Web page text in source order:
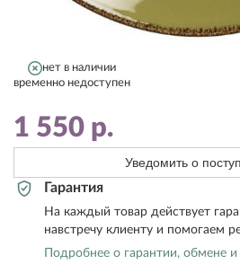
нет в наличии
временно недоступен
1 550 р.
Уведомить о
Гарантия
На каждый товар действует
навстречу клиенту и помогаем
Подробнее о гарантии, обмене и